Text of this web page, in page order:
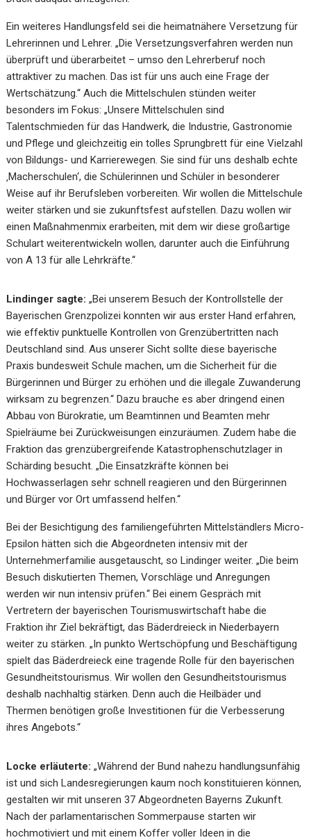
Ein weiteres Handlungsfeld sei die heimatnähere Versetzung für
Lehrerinnen und Lehrer. „Die Versetzungsverfahren werden nun
überprüft und überarbeitet – umso den Lehrerberuf noch
attraktiver zu machen. Das ist für uns auch eine Frage der
Wertschätzung.“ Auch die Mittelschulen stünden weiter
besonders im Fokus: „Unsere Mittelschulen sind
Talentschmieden für das Handwerk, die Industrie, Gastronomie
und Pflege und gleichzeitig ein tolles Sprungbrett für eine Vielzahl
von Bildungs- und Karrierewegen. Sie sind für uns deshalb echte
‚Macherschulen‘, die Schülerinnen und Schüler in besonderer
Weise auf ihr Berufsleben vorbereiten. Wir wollen die Mittelschule
weiter stärken und sie zukunftsfest aufstellen. Dazu wollen wir
einen Maßnahmenmix erarbeiten, mit dem wir diese großartige
Schulart weiterentwickeln wollen, darunter auch die Einführung
von A 13 für alle Lehrkräfte.“
Lindinger sagte: „Bei unserem Besuch der Kontrollstelle der
Bayerischen Grenzpolizei konnten wir aus erster Hand erfahren,
wie effektiv punktuelle Kontrollen von Grenzübertritten nach
Deutschland sind. Aus unserer Sicht sollte diese bayerische
Praxis bundesweit Schule machen, um die Sicherheit für die
Bürgerinnen und Bürger zu erhöhen und die illegale Zuwanderung
wirksam zu begrenzen.“ Dazu brauche es aber dringend einen
Abbau von Bürokratie, um Beamtinnen und Beamten mehr
Spielräume bei Zurückweisungen einzuräumen. Zudem habe die
Fraktion das grenzübergreifende Katastrophenschutzlager in
Schärding besucht. „Die Einsatzkräfte können bei
Hochwasserlagen sehr schnell reagieren und den Bürgerinnen
und Bürger vor Ort umfassend helfen.“
Bei der Besichtigung des familiengeführten Mittelständlers Micro-
Epsilon hätten sich die Abgeordneten intensiv mit der
Unternehmerfamilie ausgetauscht, so Lindinger weiter. „Die beim
Besuch diskutierten Themen, Vorschläge und Anregungen
werden wir nun intensiv prüfen.“ Bei einem Gespräch mit
Vertretern der bayerischen Tourismuswirtschaft habe die
Fraktion ihr Ziel bekräftigt, das Bäderdreieck in Niederbayern
weiter zu stärken. „In punkto Wertschöpfung und Beschäftigung
spielt das Bäderdreieck eine tragende Rolle für den bayerischen
Gesundheitstourismus. Wir wollen den Gesundheitstourismus
deshalb nachhaltig stärken. Denn auch die Heilbäder und
Thermen benötigen große Investitionen für die Verbesserung
ihres Angebots.“
Locke erläuterte: „Während der Bund nahezu handlungsunfähig
ist und sich Landesregierungen kaum noch konstituieren können,
gestalten wir mit unseren 37 Abgeordneten Bayerns Zukunft.
Nach der parlamentarischen Sommerpause starten wir
hochmotiviert und mit einem Koffer voller Ideen in die